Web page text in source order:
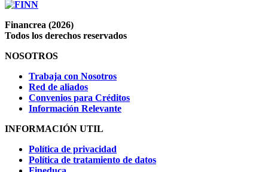
Financrea (2026)
Todos los derechos reservados
NOSOTROS
Trabaja con Nosotros
Red de aliados
Convenios para Créditos
Información Relevante
INFORMACIÓN UTIL
Política de privacidad
Política de tratamiento de datos